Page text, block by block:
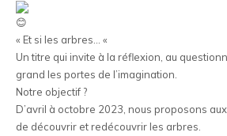
« Et si les arbres… «
Un titre qui invite à la réflexion, au
grand les portes de l’imagination.
Notre objectif ?
D’avril à octobre 2023, nous proposons
de découvrir et redécouvrir les arbres.